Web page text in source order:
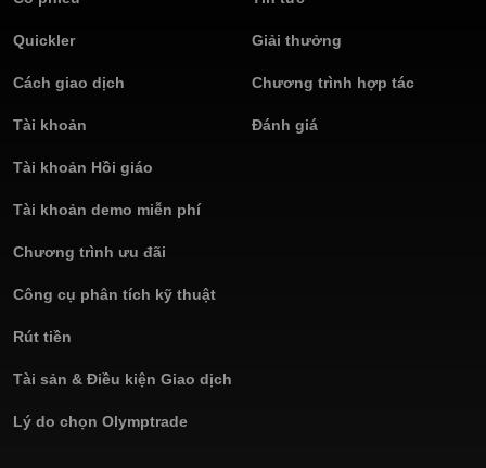
Quickler
Cách giao dịch
Tài khoản
Tài khoản Hồi giáo
Tài khoản demo miễn phí
Chương trình ưu đãi
Công cụ phân tích kỹ thuật
Rút tiền
Tài sản & Điều kiện Giao dịch
Lý do chọn Olymptrade
Giải thưởng
Chương trình hợp tác
Đánh giá